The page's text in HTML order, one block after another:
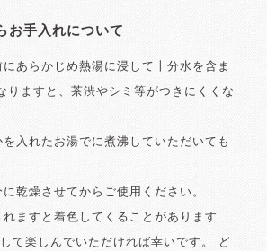
手入れについて
あらかじめ熱湯に浸して十分水を含ま
りますと、茶渋やシミ等がつきにくくな
入れたお湯でに煮沸していただいても
乾燥させてからご使用ください。
ますと着色してくることがあります
て楽しんでいただければ幸いです。 ど